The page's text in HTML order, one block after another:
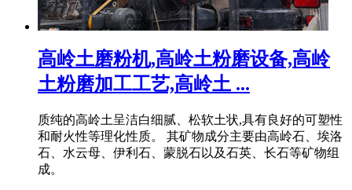
高岭土磨粉机,高岭土粉磨设备,高岭
土粉磨加工工艺,高岭土 ...
质纯的高岭土呈洁白细腻、松软土状,具有良好的可塑性
和耐火性等理化性质。 其矿物成分主要由高岭石、埃洛
石、水云母、伊利石、蒙脱石以及石英、长石等矿物组
成。